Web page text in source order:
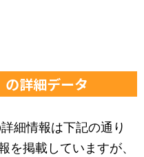
詳細データ
細情報は下記の通り
を掲載していますが、